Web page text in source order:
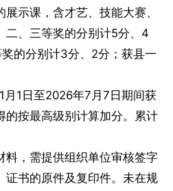
示课，含才艺、技能大赛、
二、三等奖的分别计5分、4
的分别计3分、2分；获县一
1日至2026年7月7日期间获
的按最高级别计算加分。累计
料，需提供组织单位审核签字
证书的原件及复印件。未在规